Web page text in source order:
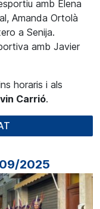
amb Elena
Amanda Ortolà
a Senija.
amb Javier
horaris i als
Carrió.
2025